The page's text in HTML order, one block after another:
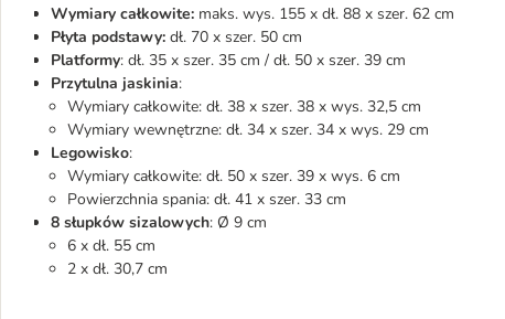
Wymiary całkowite: maks. wys. 155 x dł. 88 x szer. 62 cm
Płyta podstawy: dł. 70 x szer. 50 cm
Platformy: dł. 35 x szer. 35 cm / dł. 50 x szer. 39 cm
Przytulna jaskinia:
Wymiary całkowite: dł. 38 x szer. 38 x wys. 32,5 cm
Wymiary wewnętrzne: dł. 34 x szer. 34 x wys. 29 cm
Legowisko:
Wymiary całkowite: dł. 50 x szer. 39 x wys. 6 cm
Powierzchnia spania: dł. 41 x szer. 33 cm
8 słupków sizalowych: Ø 9 cm
6 x dł. 55 cm
2 x dł. 30,7 cm